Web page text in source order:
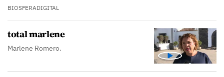
BIOSFERADIGITAL
total marlene
Marlene Romero.